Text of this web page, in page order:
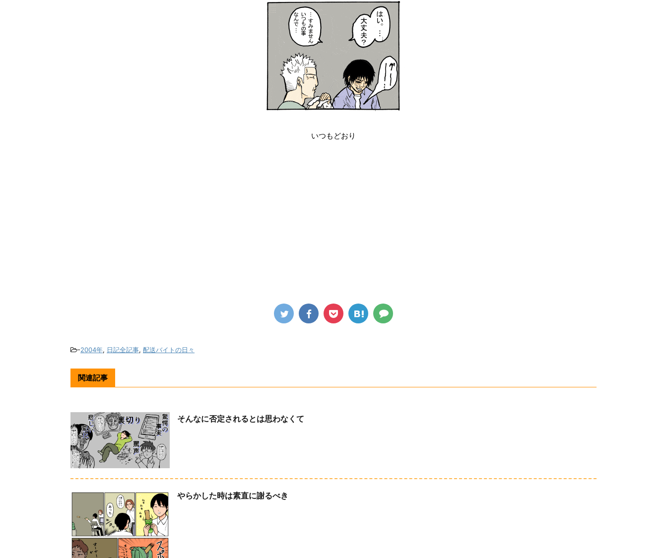
いつもどおり
-2004年, 日記全記事, 配送バイトの日々
関連記事
そんなに否定されるとは思わなくて
やらかした時は素直に謝るべき